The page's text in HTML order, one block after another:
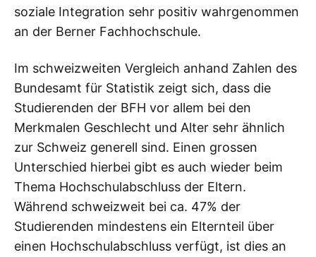
soziale Integration sehr positiv wahrgenommen
an der Berner Fachhochschule.
Im schweizweiten Vergleich anhand Zahlen des
Bundesamt für Statistik zeigt sich, dass die
Studierenden der BFH vor allem bei den
Merkmalen Geschlecht und Alter sehr ähnlich
zur Schweiz generell sind. Einen grossen
Unterschied hierbei gibt es auch wieder beim
Thema Hochschulabschluss der Eltern.
Während schweizweit bei ca. 47% der
Studierenden mindestens ein Elternteil über
einen Hochschulabschluss verfügt, ist dies an